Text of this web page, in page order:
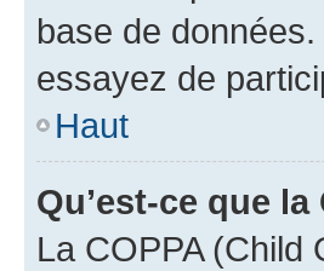
base de
essayez de
Haut
Qu’est-ce que la
La COPPA (Child